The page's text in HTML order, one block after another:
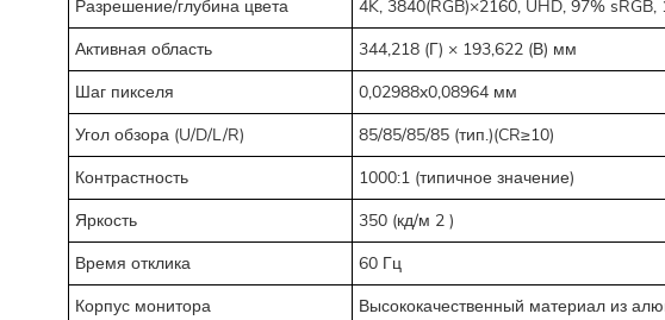
Разрешение/глубина цвета
4K, 3840(RGB)×2160, UHD, 97% sRGB,
Активная область
344,218 (Г) × 193,622 (В) мм
Шаг пикселя
0,02988x0,08964 мм
Угол обзора (U/D/L/R)
85/85/85/85 (тип.)(CR≥10)
Контрастность
1000:1 (типичное значение)
Яркость
350 (кд/м 2 )
Время отклика
60 Гц
Корпус монитора
Высококачественный материал из